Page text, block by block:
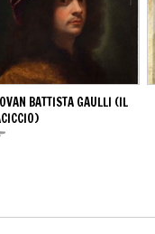
BATTISTA GAULLI (IL